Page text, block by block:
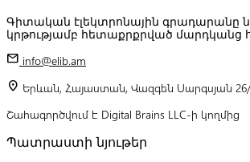
Գիտական էլեկտրոնային գրադարանը
կրթությամբ հետաքրքրված մարդկանց
mail info@elib.am
location_on Երևան, Հայաստան, Վազգեն Սարգսյան 26/
Շահագործվում է Digital Brains LLC-ի կողմից
Պատրաստի նյութեր